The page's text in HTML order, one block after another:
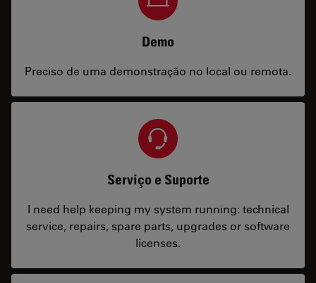
Demo
Preciso de uma demonstração no local ou remota.
Serviço e Suporte
I need help keeping my system running: technical
service, repairs, spare parts, upgrades or software
licenses.